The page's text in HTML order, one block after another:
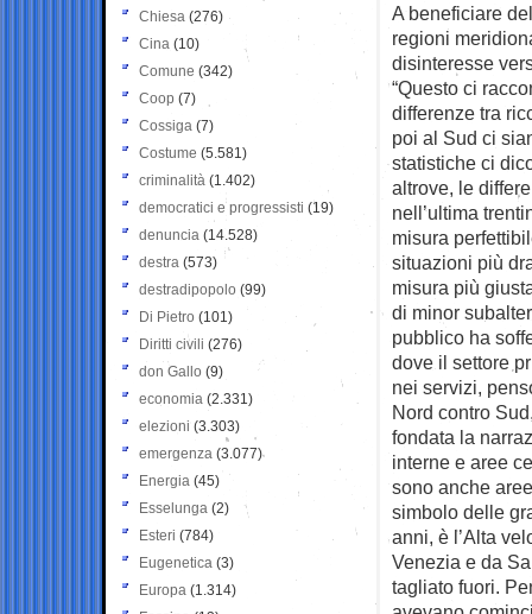
A beneficiare
regioni
disinteresse
“Questo ci
differenze tra
poi al Sud ci
statistiche ci
altrove, le
nell’ultima
misura
situazioni più
misura più
di minor
pubblico ha
dove il settore
nei servizi,
Nord contro
fondata la
interne e aree
sono anche
simbolo delle
anni, è l’Alta
Venezia e da
tagliato fuori.
Chiesa (276)
Cina (10)
Comune (342)
Coop (7)
Cossiga (7)
Costume (5.581)
criminalità (1.402)
democratici e progressisti (19)
denuncia (14.528)
destra (573)
destradipopolo (99)
Di Pietro (101)
Diritti civili (276)
don Gallo (9)
economia (2.331)
elezioni (3.303)
emergenza (3.077)
Energia (45)
Esselunga (2)
Esteri (784)
Eugenetica (3)
Europa (1.314)